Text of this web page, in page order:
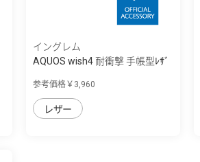
イングレム
AQUOS wish4 耐衝撃 手帳型ﾚｻﾞ
参考価格￥3,960
レザー